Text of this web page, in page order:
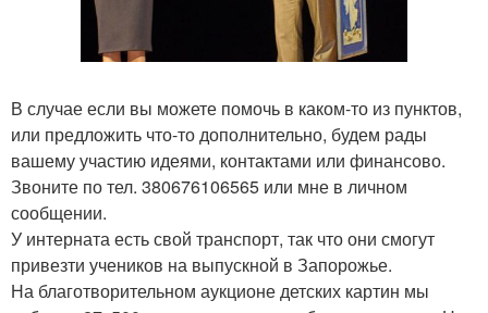
В случае если вы можете помочь в каком-то из пунктов,
или предложить что-то дополнительно, будем рады
вашему участию идеями, контактами или финансово.
Звоните по тел. 380676106565 или мне в личном
сообщении.
У интерната есть свой транспорт, так что они смогут
привезти учеников на выпускной в Запорожье.
На благотворительном аукционе детских картин мы